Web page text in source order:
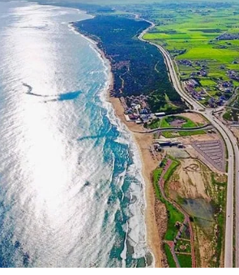
شقة استوديو مفروشة ومريحة بمساحة 48
في لونج بيتش
Trikomo, İskele District, Northern
99850,
48
m²
ILK1162
مشروع, مفروشة